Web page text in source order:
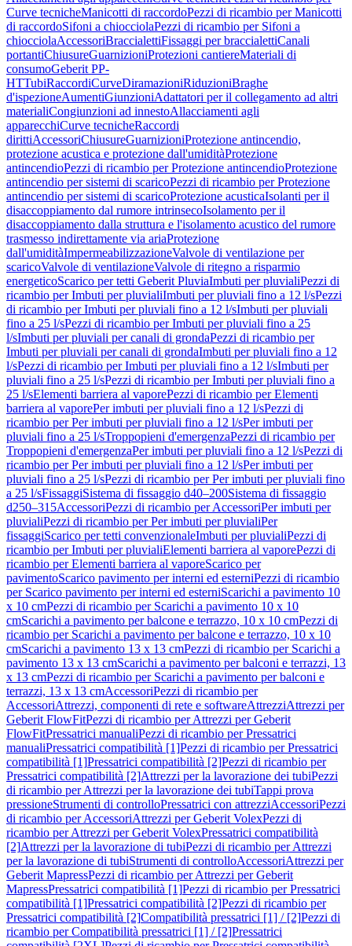
Curve tecnicheManicotti di raccordoPezzi di ricambio per Manicotti
di raccordoSifoni a chiocciolaPezzi di ricambio per Sifoni a
chiocciolaAccessoriBraccialettiFissaggi per braccialettiCanali
portantiChiusureGuarnizioniProtezioni cantiereMateriali di
consumoGeberit PP-
HTTubiRaccordiCurveDiramazioniRiduzioniBraghe
d'ispezioneAumentiGiunzioniAdattatori per il collegamento ad altri
materialiCongiunzioni ad innestoAllacciamenti agli
apparecchiCurve tecnicheRaccordi
dirittiAccessoriChiusureGuarnizioniProtezione antincendio,
protezione acustica e protezione dall'umiditàProtezione
antincendioPezzi di ricambio per Protezione antincendioProtezione
antincendio per sistemi di scaricoPezzi di ricambio per Protezione
antincendio per sistemi di scaricoProtezione acusticaIsolanti per il
disaccoppiamento dal rumore intrinsecoIsolamento per il
disaccoppiamento dalla struttura e l'isolamento acustico del rumore
trasmesso indirettamente via ariaProtezione
dall'umiditàImpermeabilizzazioneValvole di ventilazione per
scaricoValvole di ventilazioneValvole di ritegno a risparmio
energeticoScarico per tetti Geberit PluviaImbuti per pluvialiPezzi di
ricambio per Imbuti per pluvialiImbuti per pluviali fino a 12 l/sPezzi
di ricambio per Imbuti per pluviali fino a 12 l/sImbuti per pluviali
fino a 25 l/sPezzi di ricambio per Imbuti per pluviali fino a 25
l/sImbuti per pluviali per canali di grondaPezzi di ricambio per
Imbuti per pluviali per canali di grondaImbuti per pluviali fino a 12
l/sPezzi di ricambio per Imbuti per pluviali fino a 12 l/sImbuti per
pluviali fino a 25 l/sPezzi di ricambio per Imbuti per pluviali fino a
25 l/sElementi barriera al vaporePezzi di ricambio per Elementi
barriera al vaporePer imbuti per pluviali fino a 12 l/sPezzi di
ricambio per Per imbuti per pluviali fino a 12 l/sPer imbuti per
pluviali fino a 25 l/sTroppopieni d'emergenzaPezzi di ricambio per
Troppopieni d'emergenzaPer imbuti per pluviali fino a 12 l/sPezzi di
ricambio per Per imbuti per pluviali fino a 12 l/sPer imbuti per
pluviali fino a 25 l/sPezzi di ricambio per Per imbuti per pluviali fino
a 25 l/sFissaggiSistema di fissaggio d40–200Sistema di fissaggio
d250–315AccessoriPezzi di ricambio per AccessoriPer imbuti per
pluvialiPezzi di ricambio per Per imbuti per pluvialiPer
fissaggiScarico per tetti convenzionaleImbuti per pluvialiPezzi di
ricambio per Imbuti per pluvialiElementi barriera al vaporePezzi di
ricambio per Elementi barriera al vaporeScarico per
pavimentoScarico pavimento per interni ed esterniPezzi di ricambio
per Scarico pavimento per interni ed esterniScarichi a pavimento 10
x 10 cmPezzi di ricambio per Scarichi a pavimento 10 x 10
cmScarichi a pavimento per balcone e terrazzo, 10 x 10 cmPezzi di
ricambio per Scarichi a pavimento per balcone e terrazzo, 10 x 10
cmScarichi a pavimento 13 x 13 cmPezzi di ricambio per Scarichi a
pavimento 13 x 13 cmScarichi a pavimento per balconi e terrazzi, 13
x 13 cmPezzi di ricambio per Scarichi a pavimento per balconi e
terrazzi, 13 x 13 cmAccessoriPezzi di ricambio per
AccessoriAttrezzi, componenti di rete e softwareAttrezziAttrezzi per
Geberit FlowFitPezzi di ricambio per Attrezzi per Geberit
FlowFitPressatrici manualiPezzi di ricambio per Pressatrici
manualiPressatrici compatibilità [1]Pezzi di ricambio per Pressatrici
compatibilità [1]Pressatrici compatibilità [2]Pezzi di ricambio per
Pressatrici compatibilità [2]Attrezzi per la lavorazione dei tubiPezzi
di ricambio per Attrezzi per la lavorazione dei tubiTappi prova
pressioneStrumenti di controlloPressatrici con attrezziAccessoriPezzi
di ricambio per AccessoriAttrezzi per Geberit VolexPezzi di
ricambio per Attrezzi per Geberit VolexPressatrici compatibilità
[2]Attrezzi per la lavorazione di tubiPezzi di ricambio per Attrezzi
per la lavorazione di tubiStrumenti di controlloAccessoriAttrezzi per
Geberit MapressPezzi di ricambio per Attrezzi per Geberit
MapressPressatrici compatibilità [1]Pezzi di ricambio per Pressatrici
compatibilità [1]Pressatrici compatibilità [2]Pezzi di ricambio per
Pressatrici compatibilità [2]Compatibilità pressatrici [1] / [2]Pezzi di
ricambio per Compatibilità pressatrici [1] / [2]Pressatrici